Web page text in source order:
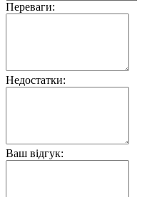
Переваги:
Недостатки:
Ваш відгук: